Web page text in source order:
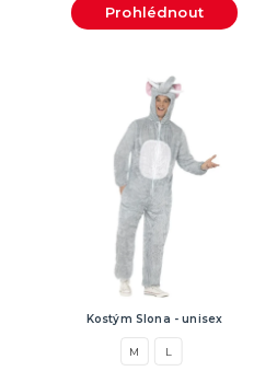
Prohlédnout
Kostým Slona - unisex
M L